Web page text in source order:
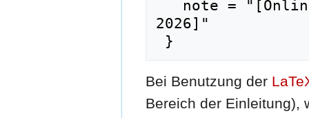
2026]"
Bei Benutzung der
Bereich der Einleitung),